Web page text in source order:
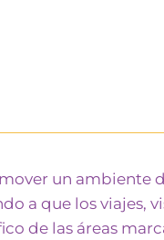
un ambiente
a que los viajes,
de las áreas